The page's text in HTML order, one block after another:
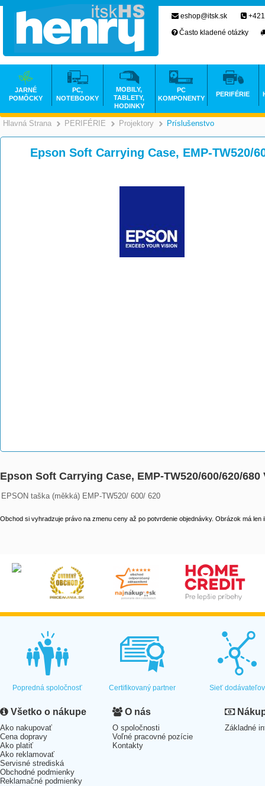
Hlavná Strana >
PERIFÉRIE >
Projektory >
Príslušenstvo
Epson Soft Carrying Case, EMP-TW520/
Epson Soft Carrying Case, EMP-TW520/600/620/680
EPSON taška (měkká) EMP-TW520/ 600/ 620
Obchod si vyhradzuje právo na zmenu ceny až po potvrdenie objednávky. Obrázok má len
eshop@itsk.sk
Často kladené otázky
JARNÉ
POMÔCKY
PC,
NOTEBOOKY
MOBILY,
TABLETY,
HODINKY
PC
KOMPONENTY
PERIFÉRIE
Popredná spoločnosť Certifikovaný partner Sieť dodávateľov
Všetko o nákupe
Ako nakupovať
Cena dopravy
Ako platiť
Ako reklamovať
Servisné strediská
Obchodné podmienky
Reklamačné podmienky
O nás
O spoločnosti
Voľné pracovné pozície
Kontakty
Základné